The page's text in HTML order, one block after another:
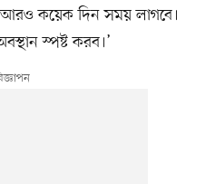
কয়েক দিন সময় লাগবে।
স্পষ্ট করব।’